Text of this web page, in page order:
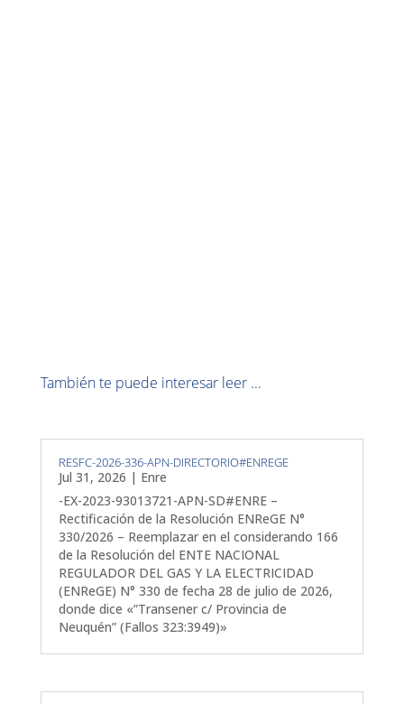
También te puede interesar leer ...
RESFC-2026-336-APN-DIRECTORIO#ENREGE
Jul 31, 2026 | Enre
-EX-2023-93013721-APN-SD#ENRE –
Rectificación de la Resolución ENReGE N°
330/2026 – Reemplazar en el considerando 166
de la Resolución del ENTE NACIONAL
REGULADOR DEL GAS Y LA ELECTRICIDAD
(ENReGE) N° 330 de fecha 28 de julio de 2026,
donde dice «”Transener c/ Provincia de
Neuquén” (Fallos 323:3949)»